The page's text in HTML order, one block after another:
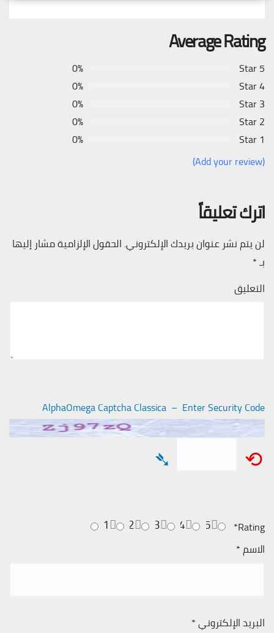
Average Rating
5 Star
0%
4 Star
0%
3 Star
0%
2 Star
0%
1 Star
0%
(Add your review)
اترك تعليقاً
لن يتم نشر عنوان بريدك الإلكتروني. الحقول الإلزامية مشار إليها
بـ*
التعليق
AlphaOmega Captcha Classica – Enter Security Code
⟲
➴
Rating
*
5
4
3
2
1
الاسم*
البريد الإلكتروني*